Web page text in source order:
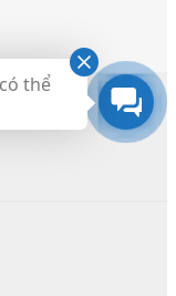
thể